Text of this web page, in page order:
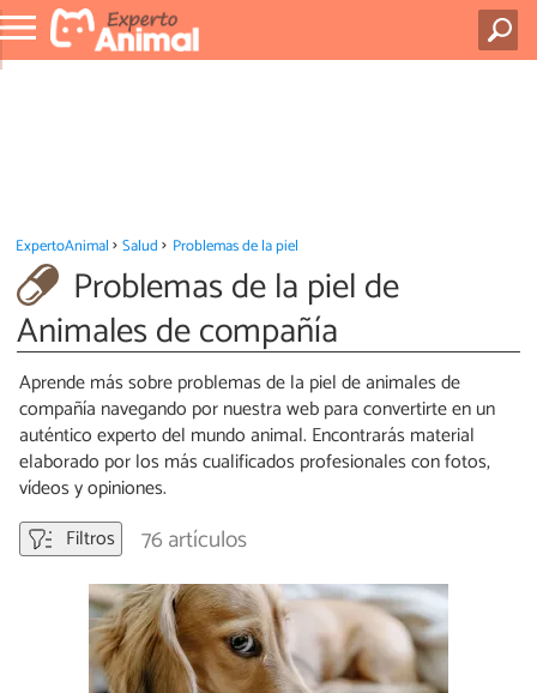
ExpertoAnimal Salud Problemas de la piel
Problemas de la piel de
Animales de compañía
Aprende más sobre problemas de la piel de animales de
compañía navegando por nuestra web para convertirte en un
auténtico experto del mundo animal. Encontrarás material
elaborado por los más cualificados profesionales con fotos,
vídeos y opiniones.
Filtros
76 artículos